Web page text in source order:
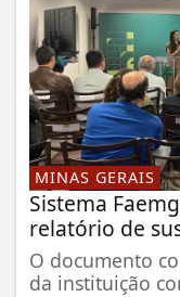
MINAS GERAIS
Sistema
relatório de
O documento
da instituição